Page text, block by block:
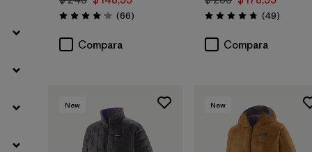
Valoración: 4.2 / 5
(66Comentarios
)
Compara
Valoración: 4.8 / 5
(49)
Compara
New New